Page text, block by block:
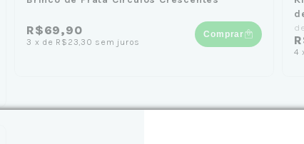
R$69,90
3 x de R$23,30 sem juros
Comprar
4